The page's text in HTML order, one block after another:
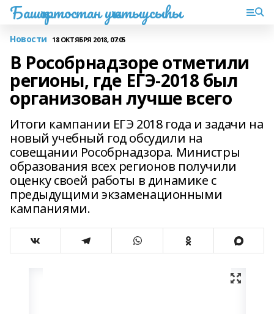
Башҡортостан уҡытыусыһы
Новости 18 ОКТЯБРЯ 2018, 07:05
В Рособрнадзоре отметили
регионы, где ЕГЭ-2018 был
организован лучше всего
Итоги кампании ЕГЭ 2018 года и задачи на
новый учебный год обсудили на
совещании Рособрнадзора. Министры
образования всех регионов получили
оценку своей работы в динамике с
предыдущими экзаменационными
кампаниями.